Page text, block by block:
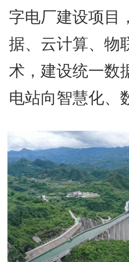
字电厂建设项目
据、云计算、物
术，建设统一数
电站向智慧化、